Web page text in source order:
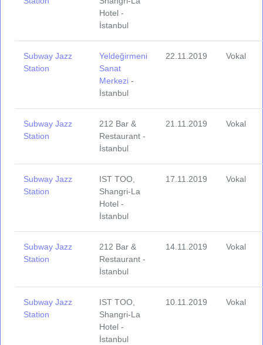
Hotel -
İstanbul
Subway Jazz
Station
Yeldeğirmeni
Sanat
Merkezi -
İstanbul
22.11.2019 Vokal
Subway Jazz
Station
212 Bar &
Restaurant -
İstanbul
21.11.2019 Vokal
Subway Jazz
Station
IST TOO,
Shangri-La
Hotel -
İstanbul
17.11.2019 Vokal
Subway Jazz
Station
212 Bar &
Restaurant -
İstanbul
14.11.2019 Vokal
Subway Jazz
Station
IST TOO,
Shangri-La
Hotel -
İstanbul
10.11.2019 Vokal